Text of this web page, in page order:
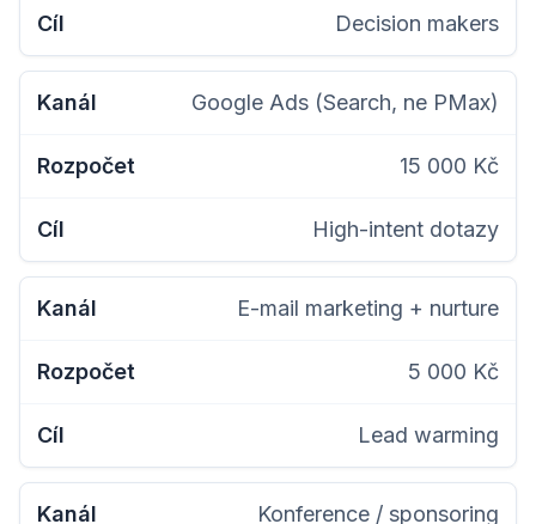
Decision makers
Google Ads (Search, ne PMax)
15 000 Kč
High-intent dotazy
E-mail marketing + nurture
5 000 Kč
Lead warming
Konference / sponsoring